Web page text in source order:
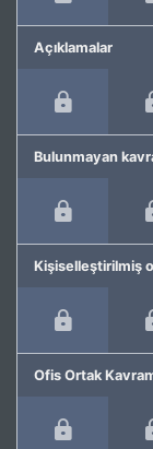
Açıklamalar
Bulunmayan
Kişiselleştirilmiş
Ofis Ortak